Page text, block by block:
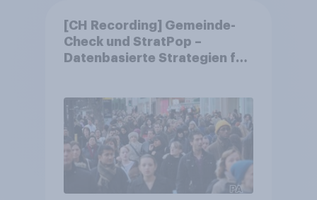
[CH Recording] Gemeinde-
Check und StratPop –
Datenbasierte Strategien für